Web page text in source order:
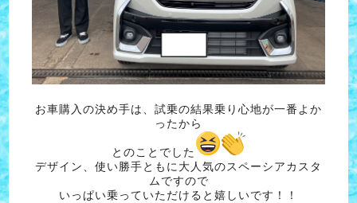
お車購入の決め手は、試乗の結果乗り心地が一番よか
ったから
とのことでした
デザイン、使い勝手ともに大人気のスペーシアカスタ
ムですので
いっぱい乗っていただけると嬉しいです！！